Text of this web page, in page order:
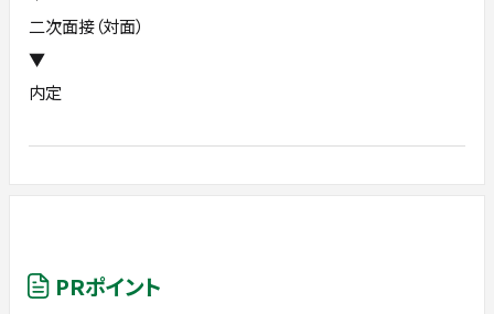
二次面接（対面）
▼
内定
PRポイント